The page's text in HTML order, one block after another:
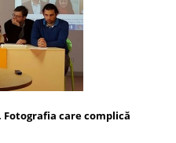
care complică